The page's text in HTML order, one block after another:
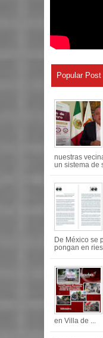
Popular Post
nuestras
un sistema de
De México se
pongan en
en Villa de ...